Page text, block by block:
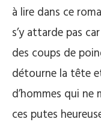
à lire dans ce
s’y attarde pas
des coups de
détourne la tête
d’hommes qui
ces putes